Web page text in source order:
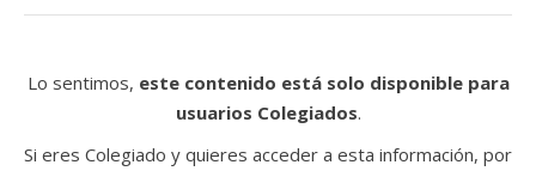
Lo sentimos, este contenido está solo disponible para
usuarios Colegiados.
Si eres Colegiado y quieres acceder a esta información, por